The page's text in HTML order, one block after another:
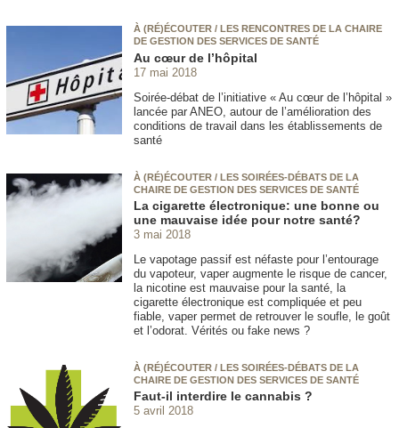
À (RÉ)ÉCOUTER / LES RENCONTRES DE LA CHAIRE
DE GESTION DES SERVICES DE SANTÉ
Au cœur de l’hôpital
17 mai 2018
Soirée-débat de l’initiative « Au cœur de l’hôpital »
lancée par ANEO, autour de l’amélioration des
conditions de travail dans les établissements de
santé
À (RÉ)ÉCOUTER / LES SOIRÉES-DÉBATS DE LA
CHAIRE DE GESTION DES SERVICES DE SANTÉ
La cigarette électronique: une bonne ou
une mauvaise idée pour notre santé?
3 mai 2018
Le vapotage passif est néfaste pour l’entourage
du vapoteur, vaper augmente le risque de cancer,
la nicotine est mauvaise pour la santé, la
cigarette électronique est compliquée et peu
fiable, vaper permet de retrouver le soufle, le goût
et l’odorat. Vérités ou fake news ?
À (RÉ)ÉCOUTER / LES SOIRÉES-DÉBATS DE LA
CHAIRE DE GESTION DES SERVICES DE SANTÉ
Faut-il interdire le cannabis ?
5 avril 2018